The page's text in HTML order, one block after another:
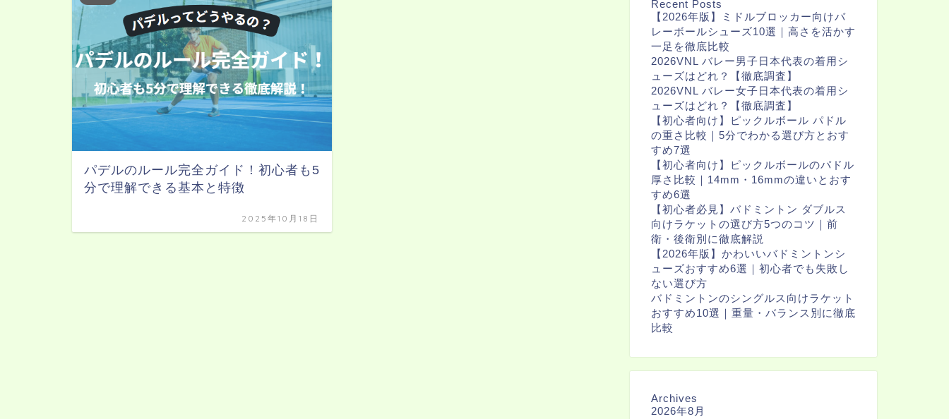
パデルのルール完全ガイド！初心者も5
分で理解できる基本と特徴
2025年10月18日
Recent Posts
【2026年版】ミドルブロッカー向けバ
レーボールシューズ10選｜高さを活かす
一足を徹底比較
2026VNL バレー男子日本代表の着用シ
ューズはどれ？【徹底調査】
2026VNL バレー女子日本代表の着用シ
ューズはどれ？【徹底調査】
【初心者向け】ピックルボール パドル
の重さ比較｜5分でわかる選び方とおす
すめ7選
【初心者向け】ピックルボールのパドル
厚さ比較｜14mm・16mmの違いとおす
すめ6選
【初心者必見】バドミントン ダブルス
向けラケットの選び方5つのコツ｜前
衛・後衛別に徹底解説
【2026年版】かわいいバドミントンシ
ューズおすすめ6選｜初心者でも失敗し
ない選び方
バドミントンのシングルス向けラケット
おすすめ10選｜重量・バランス別に徹底
比較
Archives
2026年8月